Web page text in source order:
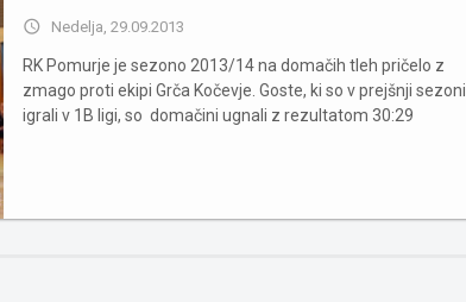
access_time Nedelja, 29.09.2013
RK Pomurje je sezono 2013/14 na domačih tleh pričelo z
zmago proti ekipi Grča Kočevje. Goste, ki so v prejšnji sezoni
igrali v 1B ligi, so domačini ugnali z rezultatom 30:29